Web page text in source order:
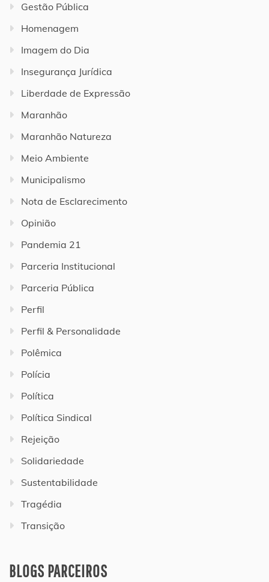
Gestão Pública
Homenagem
Imagem do Dia
Insegurança Jurídica
Liberdade de Expressão
Maranhão
Maranhão Natureza
Meio Ambiente
Municipalismo
Nota de Esclarecimento
Opinião
Pandemia 21
Parceria Institucional
Parceria Pública
Perfil
Perfil & Personalidade
Polêmica
Polícia
Política
Política Sindical
Rejeição
Solidariedade
Sustentabilidade
Tragédia
Transição
BLOGS PARCEIROS